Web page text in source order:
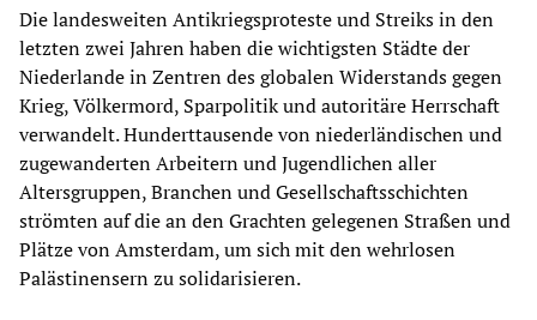
Die landesweiten Antikriegsproteste und Streiks in den
letzten zwei Jahren haben die wichtigsten Städte der
Niederlande in Zentren des globalen Widerstands gegen
Krieg, Völkermord, Sparpolitik und autoritäre Herrschaft
verwandelt. Hunderttausende von niederländischen und
zugewanderten Arbeitern und Jugendlichen aller
Altersgruppen, Branchen und Gesellschaftsschichten
strömten auf die an den Grachten gelegenen Straßen und
Plätze von Amsterdam, um sich mit den wehrlosen
Palästinensern zu solidarisieren.